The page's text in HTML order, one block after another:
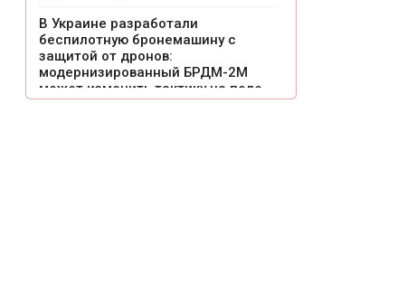
В Украине разработали
беспилотную бронемашину с
защитой от дронов:
модернизированный БРДМ-2М
может изменить тактику на поле
боя